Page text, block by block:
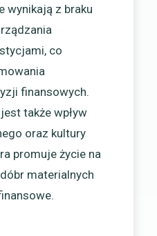
wynikają z braku
co
finansowych.
także wpływ
oraz kultury
promuje życie na
materialnych